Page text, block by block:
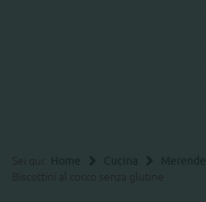
Sei qui: Home Cucina
Merende
Biscottini al cocco senza glutine